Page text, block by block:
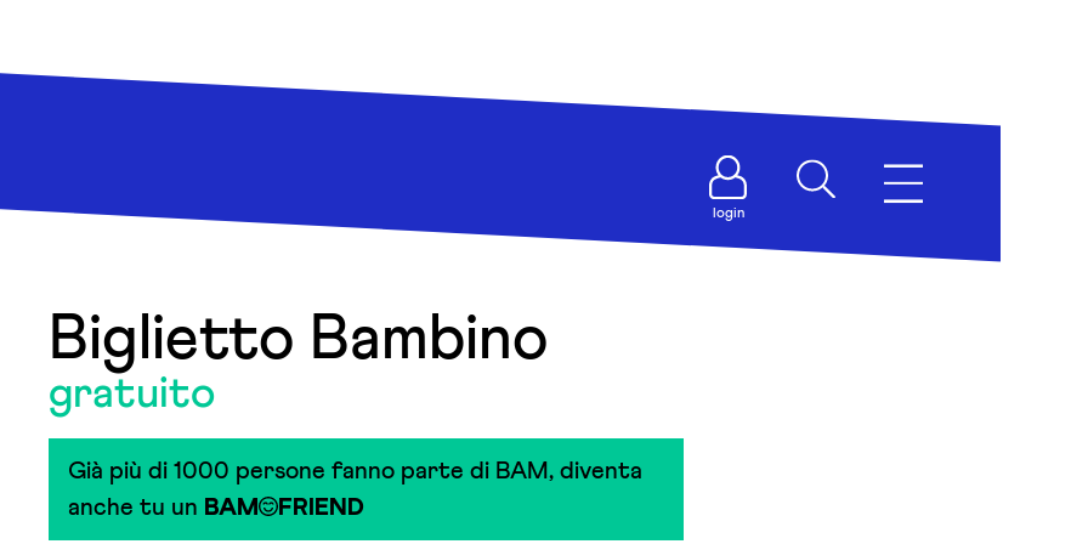
login
Biglietto Bambino
gratuito
Già più di 1000 persone fanno parte di BAM, diventa
anche tu un BAM FRIEND